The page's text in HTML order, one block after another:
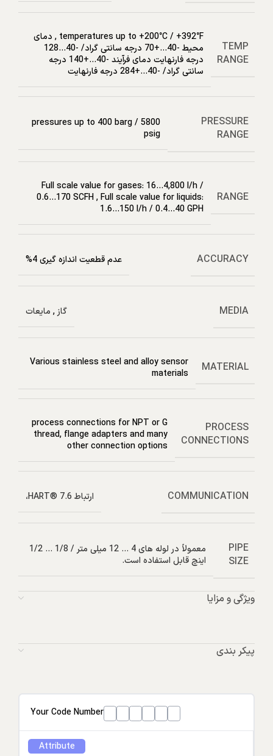
TEMP
RANGE
temperatures up to +200°C / +392°F
, دمای
محیط -40…+70 درجه سانتی گراد/ -40…128
درجه فارنهایت دمای فرآیند -40…+140 درجه
سانتی گراد/ -40…+284 درجه فارنهایت
PRESSURE
RANGE
pressures up to 400 barg / 5800
psig
RANGE
Full scale value for gases: 16…4,800 l/h /
0.6…170 SCFH,Full scale value for liquids:
1.6…150 l/h / 0.4…40 GPH
ACCURACY عدم قطعیت اندازه گیری 4%
MEDIA گاز , مایعات
MATERIAL
Various stainless steel and alloy sensor
materials
PROCESS
CONNECTIONS
process connections for NPT or G
thread, flange adapters and many
other connection options
COMMUNICATION ارتباط HART® 7.6،
PIPE
SIZE
معمولاً در لوله های 4 … 12 میلی متر / 1/8 … 1/2
اینچ قابل استفاده است.
ویژگی و مزایا
پیکر بندی
Your Code Number
Attribute